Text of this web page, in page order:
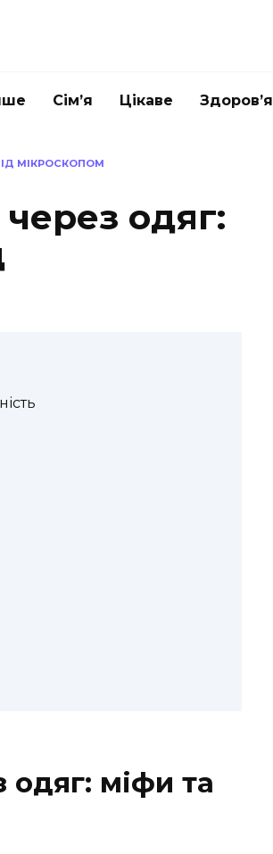
Сім’я Цікаве Здоров’я
МІКРОСКОПОМ
одяг:
одяг: міфи та